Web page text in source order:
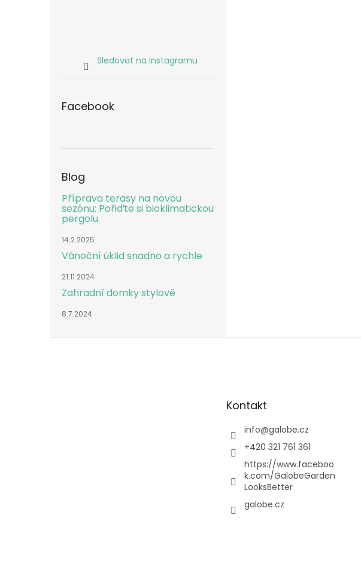
Sledovat na Instagramu
Facebook
Blog
Příprava terasy na novou
sezónu: Pořiďte si bioklimatickou
pergolu
14.2.2025
Vánoční úklid snadno a rychle
21.11.2024
Zahradní domky stylově
8.7.2024
Kontakt
info@galobe.cz
+420 321 761 361
https://www.faceboo
k.com/GalobeGarden
LooksBetter
galobe.cz